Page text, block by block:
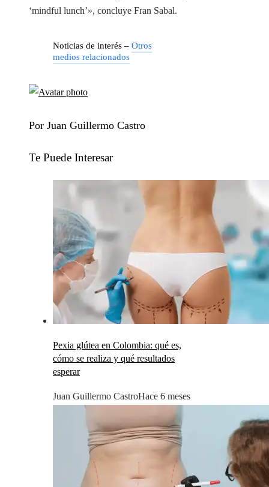
‘mindful lunch’», concluye Fran Sabal.
Noticias de interés – Otros
medios relacionados
Por Juan Guillermo Castro
Te Puede Interesar
Pexia glútea en Colombia: qué es,
cómo se realiza y qué resultados
esperar
Juan Guillermo CastroHace 6 meses